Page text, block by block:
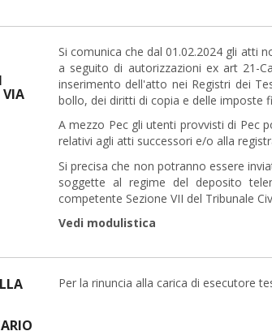
VIA
Si comunica che dal 01.02.2024 gli atti
a seguito di autorizzazioni ex art 21-
inserimento dell'atto nei Registri dei
bollo, dei diritti di copia e delle imposte
A mezzo Pec gli utenti provvisti di Pec
relativi agli atti successori e/o alla
Si precisa che non potranno essere
soggette al regime del deposito
competente Sezione VII del Tribunale
Vedi modulistica
Per la rinuncia alla carica di esecutore